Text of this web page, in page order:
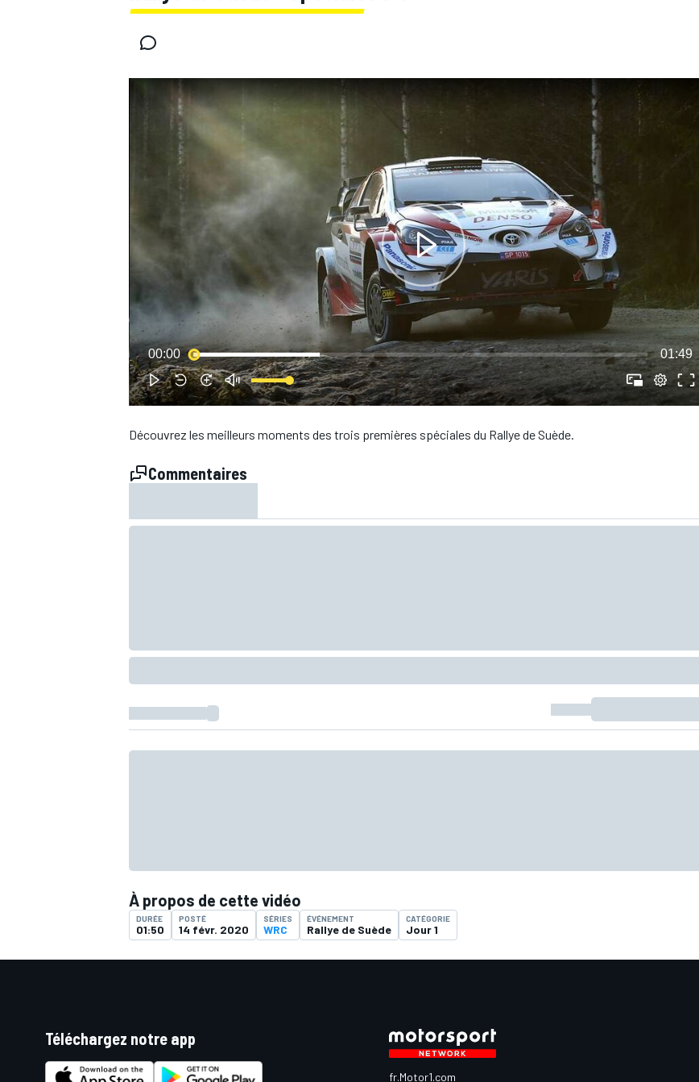
WEC
00:00 01:49
Découvrez les meilleurs moments des trois premières spéciales du Rallye de Suède.
Commentaires
À propos de cette vidéo
DURÉE
01:50
POSTÉ
14 févr. 2020
SÉRIES
WRC
ÉVÉNEMENT
Rallye de Suède
CATÉGORIE
Jour 1
Téléchargez notre app
fr.Motor1.com